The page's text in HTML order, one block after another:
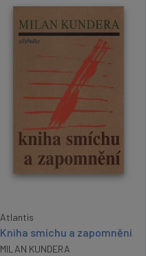
Atlantis
Kniha smíchu a zapomnění
MILAN KUNDERA